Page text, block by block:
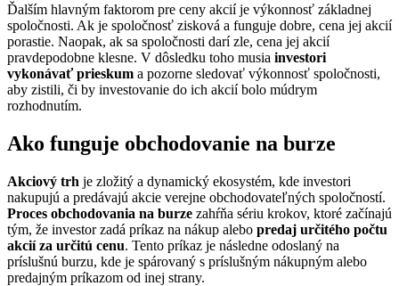
Ďalším hlavným faktorom pre ceny akcií je výkonnosť základnej
spoločnosti. Ak je spoločnosť zisková a funguje dobre, cena jej akcií
porastie. Naopak, ak sa spoločnosti darí zle, cena jej akcií
pravdepodobne klesne. V dôsledku toho musia investori
vykonávať prieskum a pozorne sledovať výkonnosť spoločnosti,
aby zistili, či by investovanie do ich akcií bolo múdrym
rozhodnutím.
Ako funguje obchodovanie na burze
Akciový trh je zložitý a dynamický ekosystém, kde investori
nakupujú a predávajú akcie verejne obchodovateľných spoločností.
Proces obchodovania na burze zahŕňa sériu krokov, ktoré začínajú
tým, že investor zadá príkaz na nákup alebo predaj určitého počtu
akcií za určitú cenu. Tento príkaz je následne odoslaný na
príslušnú burzu, kde je spárovaný s príslušným nákupným alebo
predajným príkazom od inej strany.